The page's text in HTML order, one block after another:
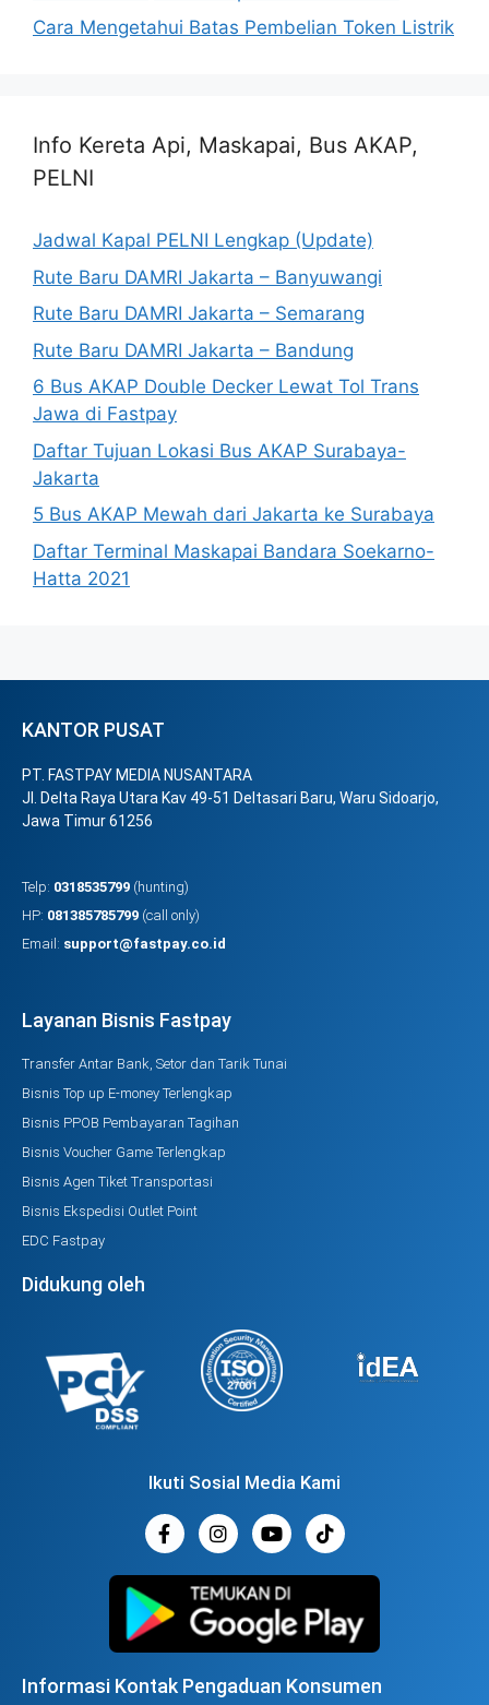
Cara Mengetahui Batas Pembelian Token Listrik
Info Kereta Api, Maskapai, Bus AKAP,
PELNI
Jadwal Kapal PELNI Lengkap (Update)
Rute Baru DAMRI Jakarta – Banyuwangi
Rute Baru DAMRI Jakarta – Semarang
Rute Baru DAMRI Jakarta – Bandung
6 Bus AKAP Double Decker Lewat Tol Trans
Jawa di Fastpay
Daftar Tujuan Lokasi Bus AKAP Surabaya-
Jakarta
5 Bus AKAP Mewah dari Jakarta ke Surabaya
Daftar Terminal Maskapai Bandara Soekarno-
Hatta 2021
KANTOR PUSAT
PT. FASTPAY MEDIA NUSANTARA
Jl. Delta Raya Utara Kav 49-51 Deltasari Baru, Waru Sidoarjo,
Jawa Timur 61256
Telp: 0318535799 (hunting)
HP: 081385785799 (call only)
Email: support@fastpay.co.id
Layanan Bisnis Fastpay
Transfer Antar Bank, Setor dan Tarik Tunai
Bisnis Top up E-money Terlengkap
Bisnis PPOB Pembayaran Tagihan
Bisnis Voucher Game Terlengkap
Bisnis Agen Tiket Transportasi
Bisnis Ekspedisi Outlet Point
EDC Fastpay
Didukung oleh
Ikuti Sosial Media Kami
Informasi Kontak Pengaduan Konsumen